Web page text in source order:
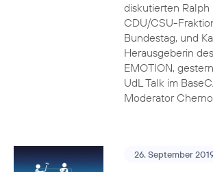
diskutierten Ralph
CDU/CSU-
Bundestag, und
Herausgeberin
EMOTION,
UdL Talk im
Moderator
26. September